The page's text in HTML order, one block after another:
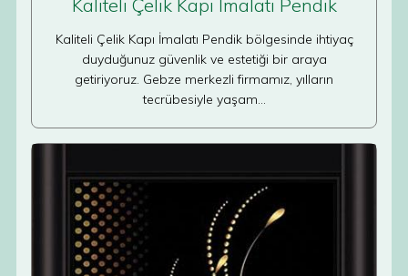
Kaliteli Çelik Kapı İmalatı Pendik
Kaliteli Çelik Kapı İmalatı Pendik bölgesinde ihtiyaç
duyduğunuz güvenlik ve estetiği bir araya
getiriyoruz. Gebze merkezli firmamız, yılların
tecrübesiyle yaşam…